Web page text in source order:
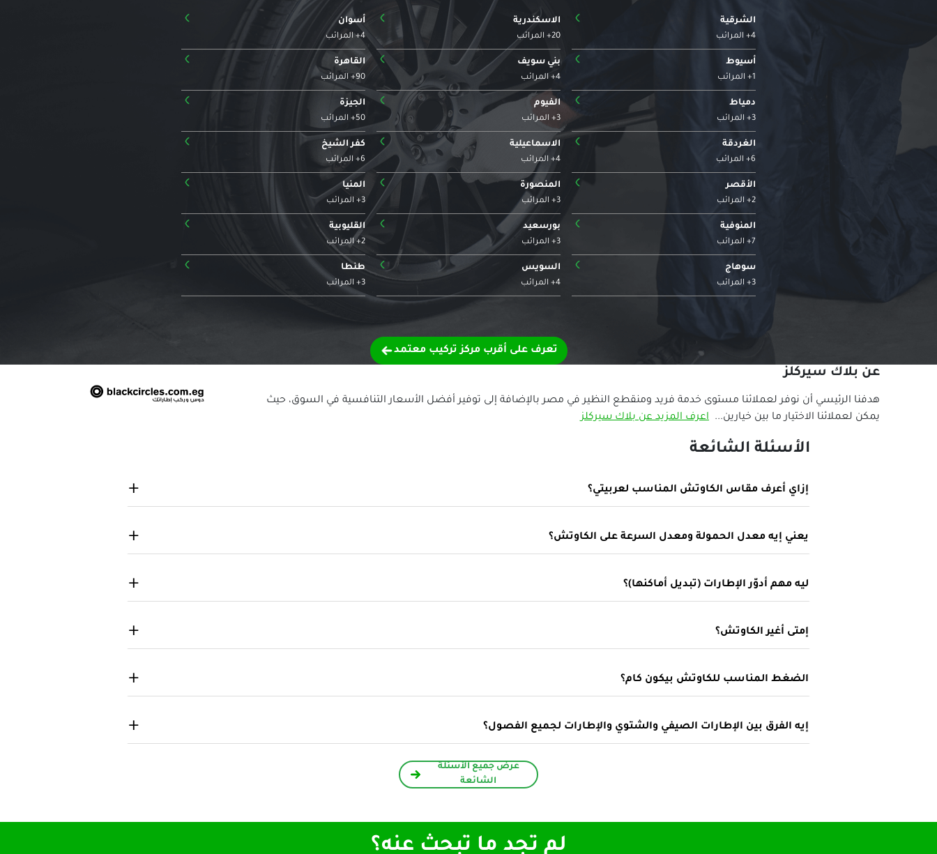
الشرقية
4+ المرائب
› الاسكندرية
20+ المرائب
› أسوان
4+ المرائب
›
أسيوط
1+ المرائب
› بني سويف
4+ المرائب
› القاهرة
90+ المرائب
›
دمياط
3+ المرائب
› الفيوم
3+ المرائب
› الجيزة
50+ المرائب
›
الغردقة
6+ المرائب
› الاسماعيلية
4+ المرائب
› كفر الشيخ
6+ المرائب
›
الأقصر
2+ المرائب
› المنصورة
3+ المرائب
› المنيا
3+ المرائب
›
المنوفية
7+ المرائب
› بورسعيد
3+ المرائب
› القليوبية
2+ المرائب
›
سوهاج
3+ المرائب
› السويس
4+ المرائب
› طنطا
3+ المرائب
›
تعرف على أقرب مركز تركيب معتمد
عن بلاك سيركلز
هدفنا الرئيسي أن نوفر لعملائنا مستوى خدمة فريد ومنقطع النظير في مصر بالإضافة إلى توفير أفضل الأسعار التنافسية في السوق، حيث
يمكن لعملائنا الاختيار ما بين خيارين... اعرف المزيد عن بلاك سيركلز
الأسئلة الشائعة
إزاي أعرف مقاس الكاوتش المناسب لعربيتي؟
يعني إيه معدل الحمولة ومعدل السرعة على الكاوتش؟
ليه مهم أدوّر الإطارات (تبديل أماكنها)؟
إمتى أغير الكاوتش؟
الضغط المناسب للكاوتش بيكون كام؟
إيه الفرق بين الإطارات الصيفي والشتوي والإطارات لجميع الفصول؟
عرض جميع الأسئلة
الشائعة
لم تجد ما تبحث عنه؟